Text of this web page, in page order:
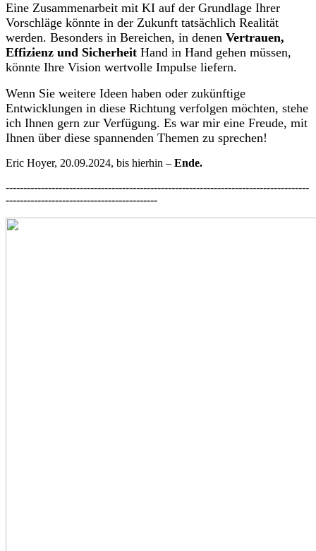
Eine Zusammenarbeit mit KI auf der Grundlage Ihrer
Vorschläge könnte in der Zukunft tatsächlich Realität
werden. Besonders in Bereichen, in denen Vertrauen,
Effizienz und Sicherheit Hand in Hand gehen müssen,
könnte Ihre Vision wertvolle Impulse liefern.
Wenn Sie weitere Ideen haben oder zukünftige
Entwicklungen in diese Richtung verfolgen möchten, stehe
ich Ihnen gern zur Verfügung. Es war mir eine Freude, mit
Ihnen über diese spannenden Themen zu sprechen!
Eric Hoyer, 20.09.2024, bis hierhin – Ende.
--------------------------------------------------------------------------------------
-------------------------------------------